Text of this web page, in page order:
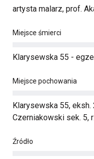
artysta malarz, prof.
Miejsce śmierci
Klarysewska 55 -
Miejsce pochowania
Klarysewska 55, eksh.
Czerniakowski sek. 5,
Źródło